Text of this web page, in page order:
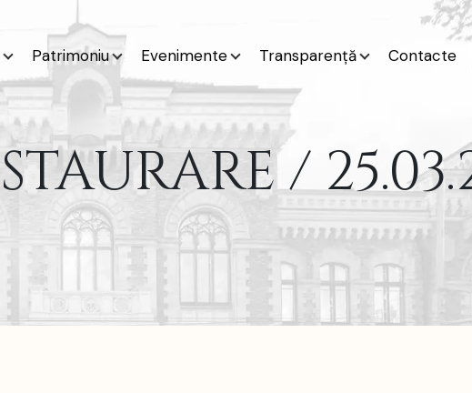
Patrimoniu Evenimente Transparență Contacte
/